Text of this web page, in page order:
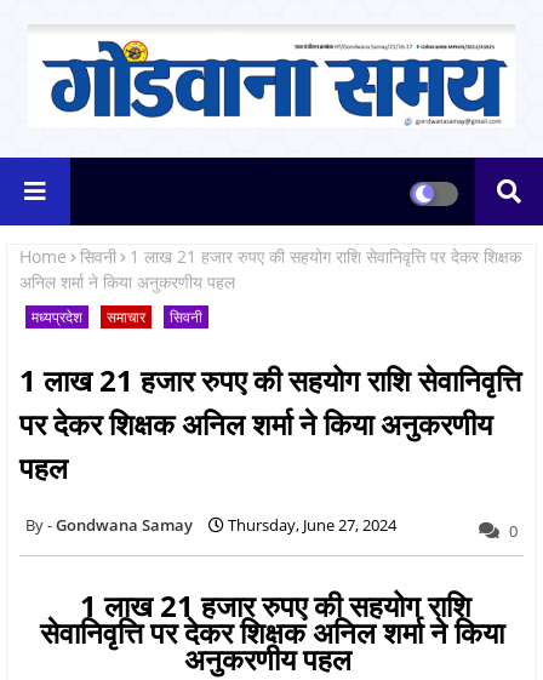
Home सिवनी
1 लाख 21 हजार रुपए की सहयोग राशि सेवानिवृत्ति पर देकर शिक्षक
अनिल शर्मा ने किया अनुकरणीय पहल
मध्यप्रदेश समाचार सिवनी
1 लाख 21 हजार रुपए की सहयोग राशि सेवानिवृत्ति
पर देकर शिक्षक अनिल शर्मा ने किया अनुकरणीय
पहल
Gondwana Samay Thursday, June 27, 2024 0
1 लाख 21 हजार रुपए की सहयोग राशि
सेवानिवृत्ति पर देकर शिक्षक अनिल शर्मा ने किया
अनुकरणीय पहल